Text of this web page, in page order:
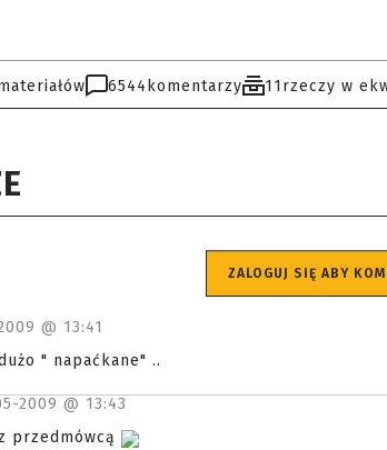
6544 komentarzy 11rzeczy w
ZALOGUJ SIĘ ABY
@ 13:41
" napaćkane" ..
2009 @ 13:43
przedmówcą